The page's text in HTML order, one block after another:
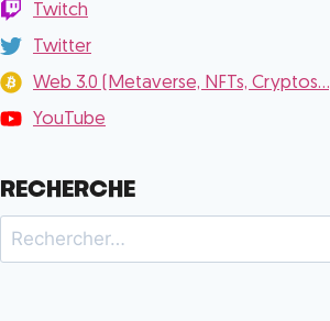
Twitch
Twitter
Web 3.0 (Metaverse, NFTs, Cryptos...)
YouTube
RECHERCHE